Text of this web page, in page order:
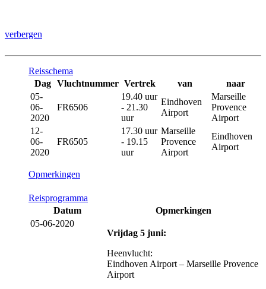
verbergen
Reisschema
Dag
Vluchtnummer Vertrek van
naar
05-
06-
2020
FR6506
19.40 uur
- 21.30
uur
Eindhoven
Airport
Marseille
Provence
Airport
12-
06-
2020
FR6505
17.30 uur
- 19.15
uur
Marseille
Provence
Airport
Eindhoven
Airport
Opmerkingen
Reisprogramma
Datum
Opmerkingen
05-06-2020
Vrijdag 5 juni:
Heenvlucht:
Eindhoven Airport – Marseille Provence
Airport